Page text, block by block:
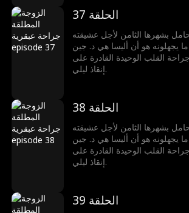
الحلقة 37
بشهرها الثامن لأجل عشيقته
ما يجهلونه هو أن أليسا هي د. جين
القلب الوحيدة القادرة على
إنقاذ ليلي.
الحلقة 38
بشهرها الثامن لأجل عشيقته
ما يجهلونه هو أن أليسا هي د. جين
القلب الوحيدة القادرة على
إنقاذ ليلي.
الحلقة 39